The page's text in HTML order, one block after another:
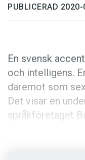
Läs
PUBLICERAD
En svensk
och intelligens.
däremot som
Det visar en
språkföretaget